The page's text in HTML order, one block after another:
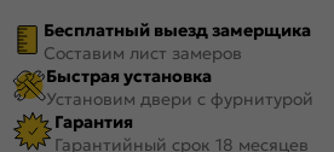
Бесплатный выезд замерщика
Составим лист замеров
Быстрая установка
Установим двери с фурнитурой
Гарантия
Гарантийный срок 18 месяцев